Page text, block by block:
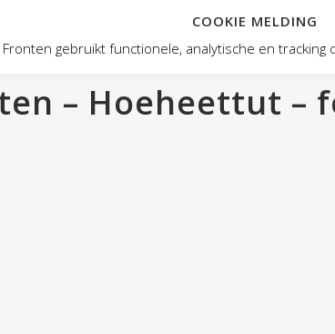
HOME
– Hoeheettut –
COOKIE MELDING
Fronten gebruikt functionele, analytische en tracking